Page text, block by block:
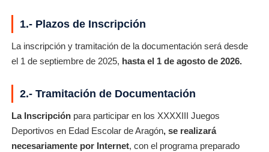
1.- Plazos de Inscripción
La inscripción y tramitación de la documentación será desde
el 1 de septiembre de 2025, hasta el 1 de agosto de 2026.
2.- Tramitación de Documentación
La Inscripción para participar en los XXXXIII Juegos
Deportivos en Edad Escolar de Aragón, se realizará
necesariamente por Internet, con el programa preparado